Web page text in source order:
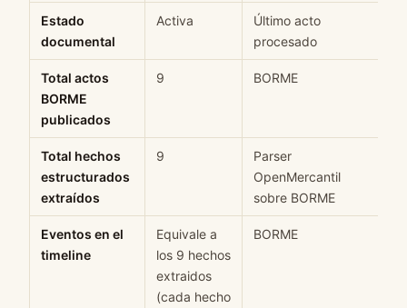
Estado
documental
Activa
Último acto
procesado
Total actos
BORME
publicados
9 BORME
Total hechos
estructurados
extraídos
9
Parser
OpenMercantil
sobre BORME
Eventos en el
timeline
Equivale a
los 9 hechos
extraidos
(cada hecho
BORME